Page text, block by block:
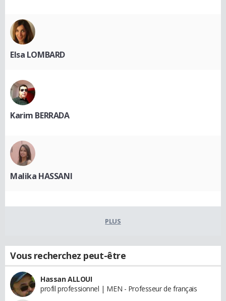
Elsa LOMBARD
Karim BERRADA
Malika HASSANI
PLUS
Vous recherchez peut-être
Hassan ALLOUI
profil professionnel | MEN - Professeur de français